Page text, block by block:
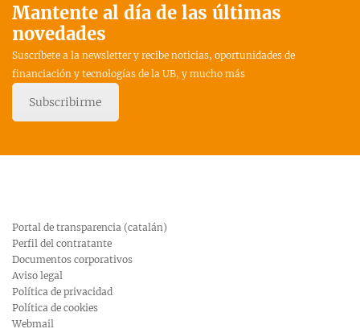
Mantente al día de las últimas
novedades
Suscríbete a la newsletter y recibe noticias, oportunidades de
financiación y tecnologías de la UB, y mucho más
Subscribirme
Portal de transparencia (catalán)
Perfil del contratante
Documentos corporativos
Aviso legal
Política de privacidad
Política de cookies
Webmail